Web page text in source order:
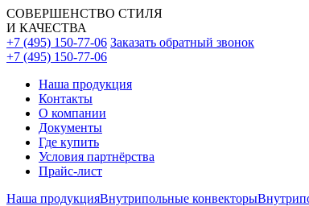
СОВЕРШЕНСТВО СТИЛЯ
И КАЧЕСТВА
+7 (495) 150-77-06 Заказать обратный звонок
+7 (495) 150-77-06
Наша продукция
Контакты
О компании
Документы
Где купить
Условия партнёрства
Прайс-лист
Наша продукцияВнутрипольные конвекторы